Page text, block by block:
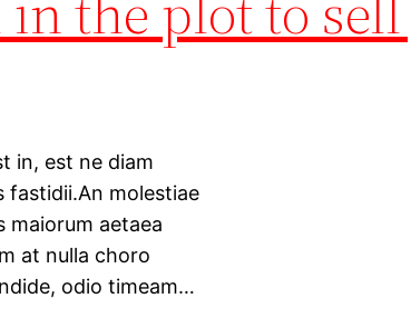
in, est ne diam
fastidii.An molestiae
maiorum aetaea
at nulla choro
odio timeam…